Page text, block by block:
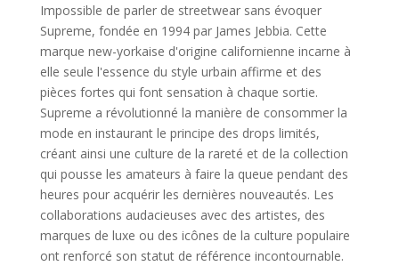
Impossible de parler de streetwear sans évoquer
Supreme, fondée en 1994 par James Jebbia. Cette
marque new-yorkaise d'origine californienne incarne à
elle seule l'essence du style urbain affirme et des
pièces fortes qui font sensation à chaque sortie.
Supreme a révolutionné la manière de consommer la
mode en instaurant le principe des drops limités,
créant ainsi une culture de la rareté et de la collection
qui pousse les amateurs à faire la queue pendant des
heures pour acquérir les dernières nouveautés. Les
collaborations audacieuses avec des artistes, des
marques de luxe ou des icônes de la culture populaire
ont renforcé son statut de référence incontournable.